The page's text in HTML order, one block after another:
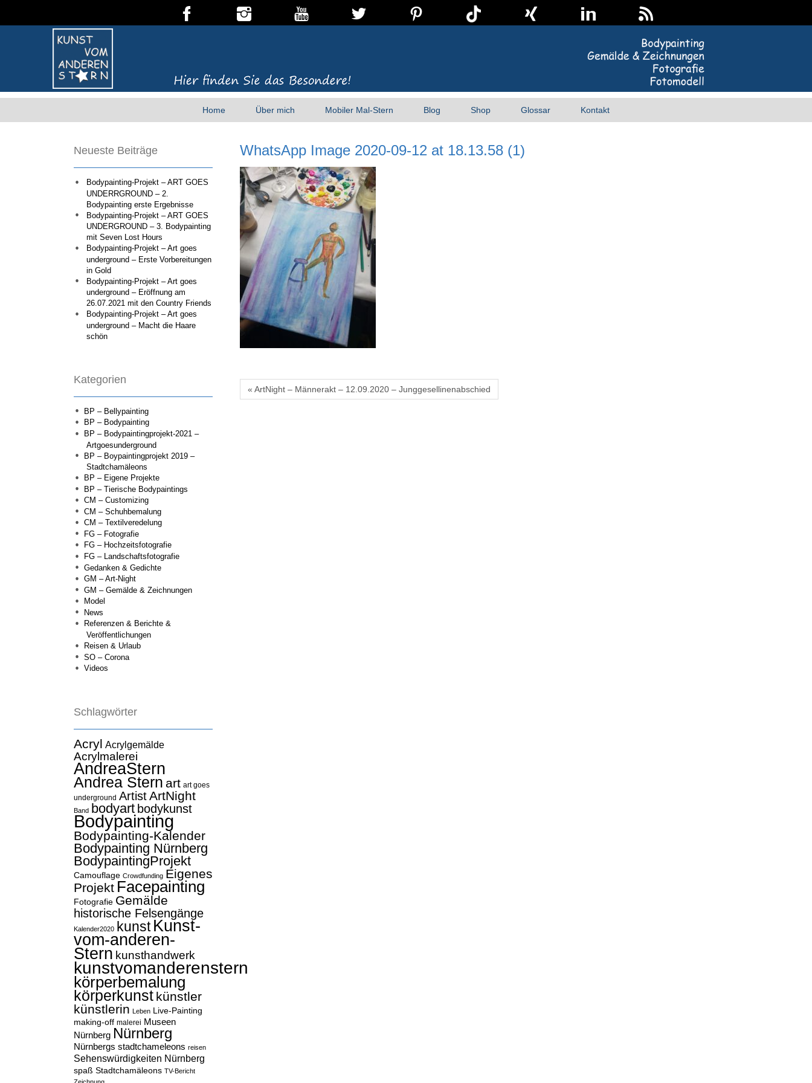
Home Über mich Mobiler Mal-Stern Blog Shop Glossar Kontakt
Neueste Beiträge
Bodypainting-Projekt – ART GOES
UNDERRGROUND – 2.
Bodypainting erste Ergebnisse
Bodypainting-Projekt – ART GOES
UNDERGROUND – 3. Bodypainting
mit Seven Lost Hours
Bodypainting-Projekt – Art goes
underground – Erste Vorbereitungen
in Gold
Bodypainting-Projekt – Art goes
underground – Eröffnung am
26.07.2021 mit den Country Friends
Bodypainting-Projekt – Art goes
underground – Macht die Haare
schön
Kategorien
BP – Bellypainting
BP – Bodypainting
BP – Bodypaintingprojekt-2021 –
Artgoesunderground
BP – Boypaintingprojekt 2019 –
Stadtchamäleons
BP – Eigene Projekte
BP – Tierische Bodypaintings
CM – Customizing
CM – Schuhbemalung
CM – Textilveredelung
FG – Fotografie
FG – Hochzeitsfotografie
FG – Landschaftsfotografie
Gedanken & Gedichte
GM – Art-Night
GM – Gemälde & Zeichnungen
Model
News
Referenzen & Berichte &
Veröffentlichungen
Reisen & Urlaub
SO – Corona
Videos
Schlagwörter
Acryl Acrylgemälde
Acrylmalerei
AndreaStern
Andrea Stern art art goes
underground ArtistArtNight
Band bodyart bodykunst
Bodypainting
Bodypainting-Kalender
Bodypainting Nürnberg
BodypaintingProjekt
Camouflage Crowdfunding Eigenes
Projekt Facepainting
Fotografie Gemälde
historische Felsengänge
Kalender2020 kunst Kunst-
vom-anderen-
Stern kunsthandwerk
kunstvomanderenstern
körperbemalung
körperkunst künstler
künstlerin Leben Live-Painting
making-off malerei Museen
Nürnberg Nürnberg
Nürnbergs stadtchameleons reisen
Sehenswürdigkeiten Nürnberg
spaß Stadtchamäleons TV-Bericht
WhatsApp Image 2020-09-12 at 18.13.58 (1)
« ArtNight – Männerakt – 12.09.2020 – Junggesellinenabschied